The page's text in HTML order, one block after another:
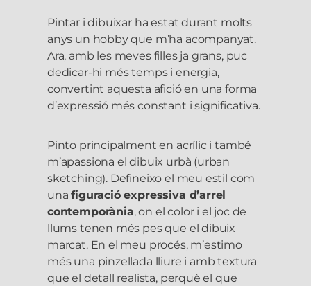
Pintar i dibuixar ha estat durant molts
anys un hobby que m’ha acompanyat.
Ara, amb les meves filles ja grans, puc
dedicar-hi més temps i energia,
convertint aquesta afició en una forma
d’expressió més constant i significativa.
Pinto principalment en acrílic i també
m’apassiona el dibuix urbà (urban
sketching). Defineixo el meu estil com
unafiguració expressiva d’arrel
contemporània, on el color i el joc de
llums tenen més pes que el dibuix
marcat. En el meu procés, m’estimo
més una pinzellada lliure i amb textura
que el detall realista, perquè el que